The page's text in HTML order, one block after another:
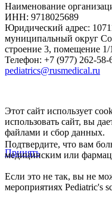
Наименование
ИНН: 9718025689
Юридический адрес:
муниципальный округ
строение 3, помещение 1/1
Телефон: +7 (977) 262-58-
pediatrics@rusmedical.ru
Этот сайт использует
использовать сайт, вы
файлами и сбор данных.
Принять
Подтвердите, что вам
медицинским или
Если это не так, вы не
мероприятиях Pediatric's